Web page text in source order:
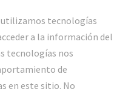
utilizamos tecnologías
a la información del
tecnologías nos
de
en este sitio. No